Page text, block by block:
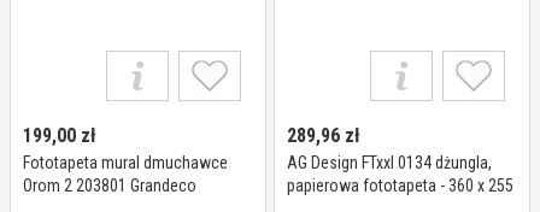
199,00 zł
Fototapeta mural dmuchawce
Orom 2 203801 Grandeco
289,96 zł
AG Design FTxxl 0134 dżungla,
papierowa fototapeta - 360 x 255